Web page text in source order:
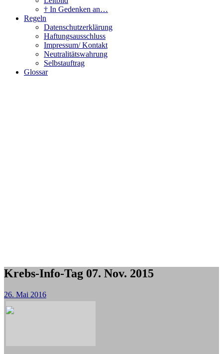
† In Gedenken an…
Regeln
Datenschutzerklärung
Haftungsausschluss
Impressum/ Kontakt
Neutralitätswahrung
Selbstauftrag
Glossar
Krebs-Info-Tag 07. Nov. 2015
26. Mai 2016